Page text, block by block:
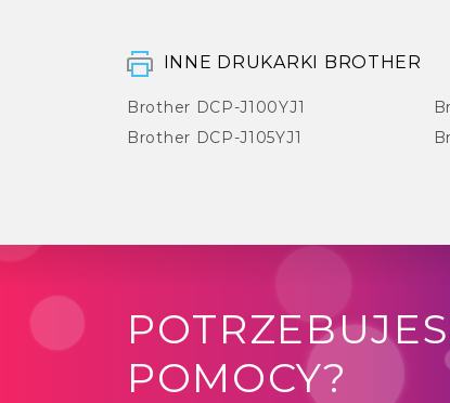
INNE DRUKARKI BROTHER
Brother DCP-J100YJ1
Brother DCP-J105YJ1
POMOCY?